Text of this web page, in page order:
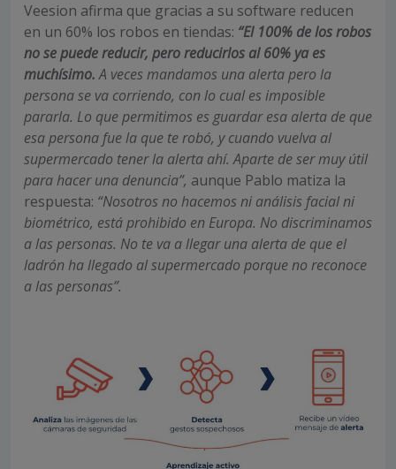
Veesion afirma que gracias a su software reducen
en un 60% los robos en tiendas: “El 100% de los robos
no se puede reducir, pero reducirlos al 60% ya es
muchísimo.A veces mandamos una alerta pero la
persona se va corriendo, con lo cual es imposible
pararla. Lo que permitimos es guardar esa alerta de que
esa persona fue la que te robó, y cuando vuelva al
supermercado tener la alerta ahí. Aparte de ser muy útil
para hacer una denuncia”, aunque Pablo matiza la
respuesta: “Nosotros no hacemos ni análisis facial ni
biométrico, está prohibido en Europa. No discriminamos
a las personas. No te va a llegar una alerta de que el
ladrón ha llegado al supermercado porque no reconoce
a las personas”.